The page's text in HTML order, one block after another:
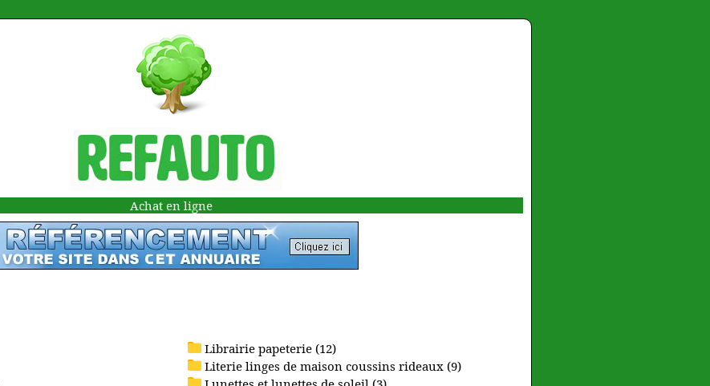
Achat en ligne
Librairie papeterie (12)
Literie linges de maison coussins rideaux (9)